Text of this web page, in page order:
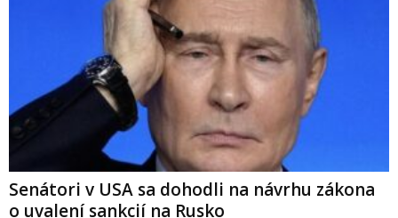
Senátori v USA sa dohodli na návrhu zákona
o uvalení sankcií na Rusko